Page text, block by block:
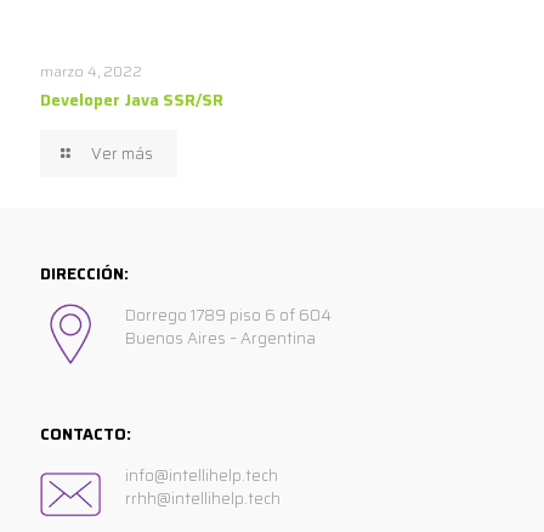
marzo 4, 2022
Developer Java SSR/SR
Ver más
DIRECCIÓN:
Dorrego 1789 piso 6 of 604
Buenos Aires – Argentina
CONTACTO:
info@intellihelp.tech
rrhh@intellihelp.tech